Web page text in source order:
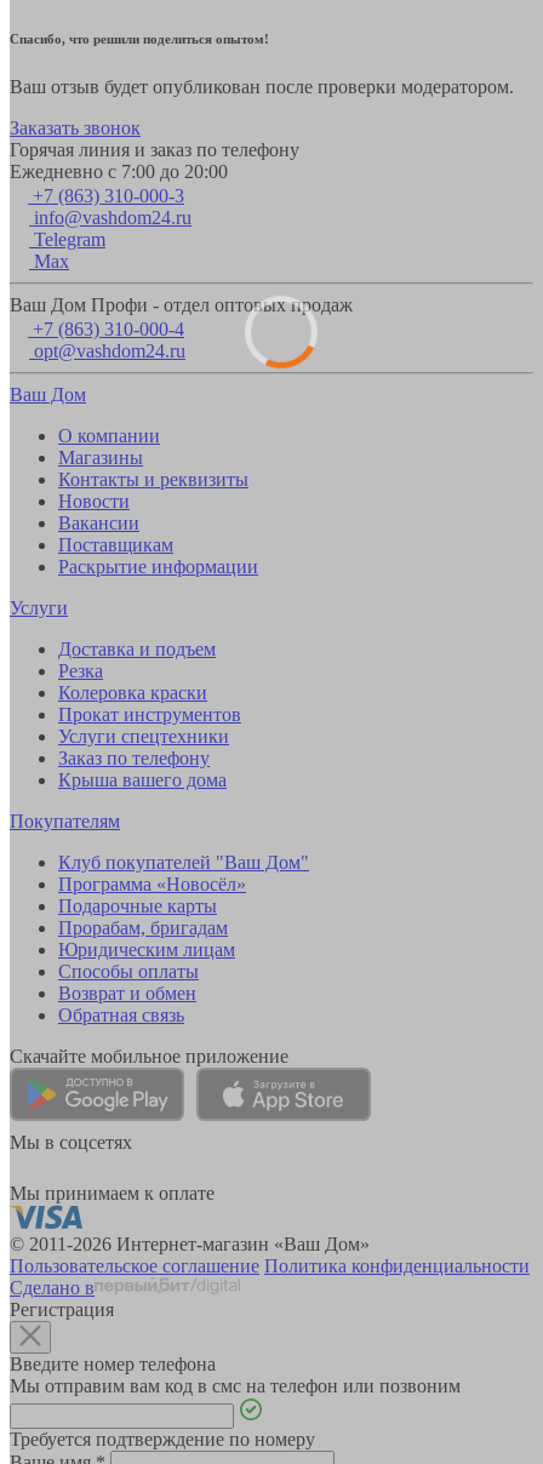
Спасибо, что решили поделиться опытом!
Ваш отзыв будет опубликован после проверки модератором.
Заказать звонок
Горячая линия и заказ по телефону
Ежедневно с 7:00 до 20:00
+7 (863) 310-000-3
info@vashdom24.ru
Telegram
Max
Ваш Дом Профи - отдел оптовых продаж
+7 (863) 310-000-4
opt@vashdom24.ru
Ваш Дом
О компании
Магазины
Контакты и реквизиты
Новости
Вакансии
Поставщикам
Раскрытие информации
Услуги
Доставка и подъем
Резка
Колеровка краски
Прокат инструментов
Услуги спецтехники
Заказ по телефону
Крыша вашего дома
Покупателям
Клуб покупателей "Ваш Дом"
Программа «Новосёл»
Подарочные карты
Прорабам, бригадам
Юридическим лицам
Способы оплаты
Возврат и обмен
Обратная связь
Скачайте мобильное приложение
Мы в соцсетях
Мы принимаем к оплате
© 2011-2026 Интернет-магазин «Ваш Дом»
Пользовательское соглашение Политика конфиденциальности
Сделано в
Регистрация
Введите номер телефона
Мы отправим вам код в смс на телефон или позвоним
Требуется подтверждение по номеру